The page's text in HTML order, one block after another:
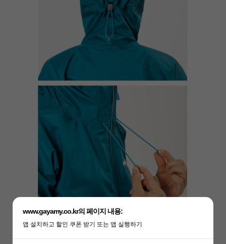
www.gayamy.co.kr의 페이지 내용:
앱 설치하고 할인 쿠폰 받기 또는 앱 실행하기